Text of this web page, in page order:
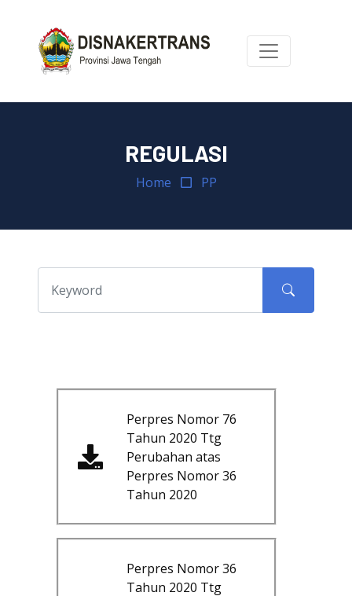
REGULASI
Home PP
Perpres Nomor 76
Tahun 2020 Ttg
Perubahan atas
Perpres Nomor 36
Tahun 2020
Perpres Nomor 36
Tahun 2020 Ttg